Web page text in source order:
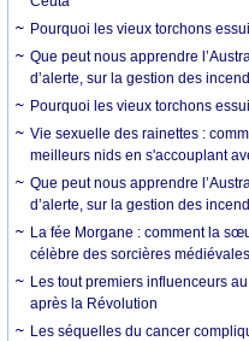
Pourquoi les vieux torchons
Que peut nous apprendre
d’alerte, sur la gestion des
Pourquoi les vieux torchons
Vie sexuelle des rainettes :
meilleurs nids en s'accouplant
Que peut nous apprendre
d’alerte, sur la gestion des
La fée Morgane : comment la
célèbre des sorcières
Les tout premiers influenceurs
après la Révolution
Les séquelles du cancer